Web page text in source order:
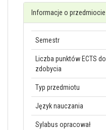
Informacje o przedmiocie
Semestr
Liczba punktów ECTS do
zdobycia
Typ przedmiotu
Język nauczania
Sylabus opracował